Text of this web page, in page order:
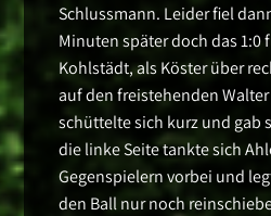
Schlussmann. Leider fiel
Minuten später doch das 1:0
Kohlstädt, als Köster über
auf den freistehenden Walter
schüttelte sich kurz und gab
die linke Seite tankte sich
Gegenspielern vorbei und
den Ball nur noch